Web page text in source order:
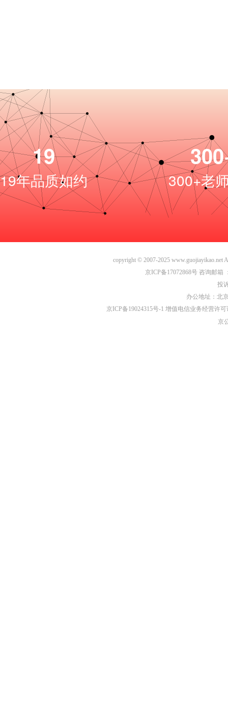
19
19年品质如约 300+老
copyright © 2007-2025
京ICP备17072868号咨询邮箱
投
办公地址：北
京ICP备19024315号-1 增值电信业务经营许可